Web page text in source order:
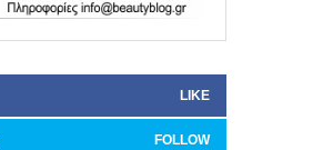
LIKE
FOLLOW